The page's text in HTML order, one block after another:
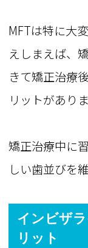
MFTは特に大
えしまえば、
きて矯正治療
リットがありま
矯正治療中に
しい歯並びを
インビザ
リット